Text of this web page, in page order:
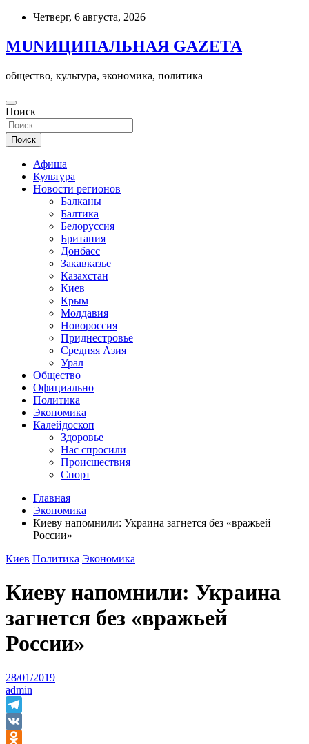
Skip
content
Четверг, 6 августа, 2026
MUNИЦИПАЛЬНАЯ GAZЕТА
общество, культура, экономика, политика
Поиск
Поиск
Афиша
Культура
Новости регионов
Балканы
Балтика
Белоруссия
Британия
Донбасс
Закавказье
Казахстан
Киев
Крым
Молдавия
Новороссия
Приднестровье
Средняя Азия
Урал
Общество
Официально
Политика
Экономика
Калейдоскоп
Здоровье
Нас спросили
Происшествия
Спорт
Главная
Экономика
Киеву напомнили: Украина загнется без «вражьей
России»
Киев Политика Экономика
Киеву напомнили: Украина
загнется без «вражьей
России»
28/01/2019
admin
Telegram
VK